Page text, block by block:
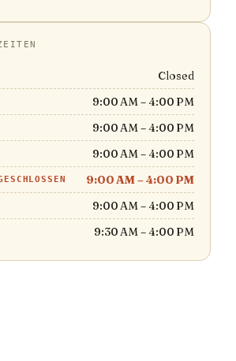
Closed
9:00 AM – 4:00 PM
9:00 AM – 4:00 PM
9:00 AM – 4:00 PM
9:00 AM – 4:00 PM
9:00 AM – 4:00 PM
9:30 AM – 4:00 PM